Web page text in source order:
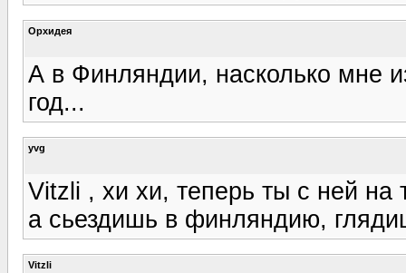
Орхидея
А в Финляндии, насколько мне
год...
yvg
Vitzli , хи хи, теперь ты с ней на
а сьездишь в финляндию,
Vitzli